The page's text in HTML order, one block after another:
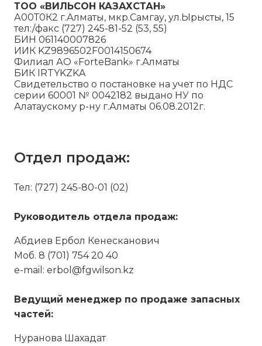
ТОО «ВИЛЬСОН КАЗАХСТАН»
А00Т0К2 г.Алматы, мкр.Самгау, ул.Ырысты, 15
тел:/факс (727) 245-81-52 (53, 55)
БИН 061140007826
ИИК KZ9896502F0014150674
Филиал АО «ForteBank» г.Алматы
БИК IRTYKZKA
Свидетельство о постановке на учет по НДС
серии 60001 № 0042182 выдано НУ по
Алатаускому р-ну г.Алматы 06.08.2012г.
Отдел продаж:
Тел: (727) 245-80-01 (02)
Руководитель отдела продаж:
Абдиев Ербол Кенесканович
Моб. 8 (701) 754 20 40
e-mail: erbol@fgwilson.kz
Ведущий менеджер по продаже запасных
частей:
Нуранова Шахадат